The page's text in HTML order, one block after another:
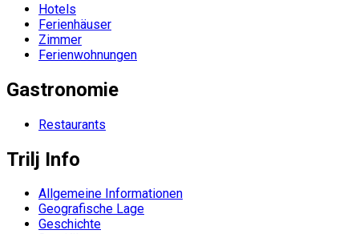
Hotels
Ferienhäuser
Zimmer
Ferienwohnungen
Gastronomie
Restaurants
Trilj Info
Allgemeine Informationen
Geografische Lage
Geschichte